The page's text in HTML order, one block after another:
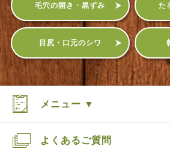
毛穴の開き・黒ずみ た
目尻・口元のシワ
メニュー ▼
よくあるご質問